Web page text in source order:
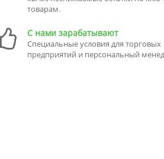
товарам.
С нами зарабатывают
Специальные условия для торговых
предприятий и персональный